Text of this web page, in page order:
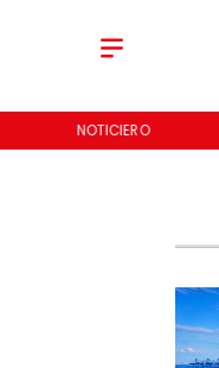
NOTICIERO